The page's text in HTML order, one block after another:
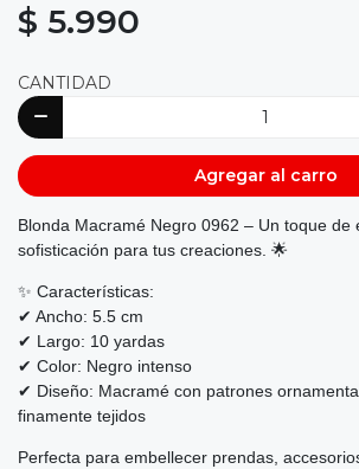
$ 5.990
CANTIDAD
Agregar al carro
Blonda Macramé Negro 0962 – Un toque de
sofisticación para tus creaciones. 🌟
✨ Características:
✔ Ancho: 5.5 cm
✔ Largo: 10 yardas
✔ Color: Negro intenso
✔ Diseño: Macramé con patrones
finamente tejidos
Perfecta para embellecer prendas,